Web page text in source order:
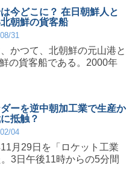
今どこに？ 在日朝鮮人と
朝鮮の貨客船
31
かつて、北朝鮮の元山港と
の貨客船である。2000年
ーを逆中朝加工業で生産か
抵触？
04
月29日を「ロケット工業
3日午後11時からの5分間